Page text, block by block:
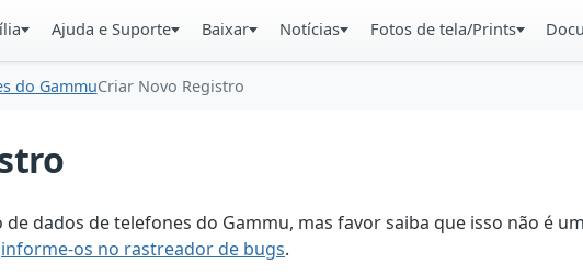
Ajuda e Suporte Baixar Notícias Fotos de tela/Prints
do GammuCriar Novo Registro
dados de telefones do Gammu, mas favor saiba que isso não é
informe-os no rastreador de bugs.